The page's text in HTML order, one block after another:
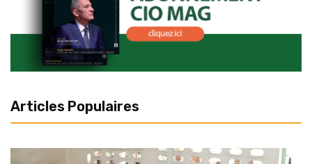
Articles Populaires